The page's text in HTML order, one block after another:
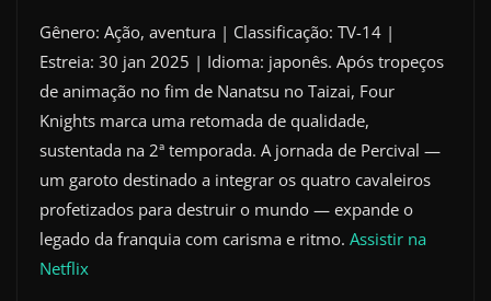
Gênero: Ação, aventura | Classificação: TV-14 |
Estreia: 30 jan 2025 | Idioma: japonês. Após tropeços
de animação no fim de Nanatsu no Taizai, Four
Knights marca uma retomada de qualidade,
sustentada na 2ª temporada. A jornada de Percival —
um garoto destinado a integrar os quatro cavaleiros
profetizados para destruir o mundo — expande o
legado da franquia com carisma e ritmo. Assistir na
Netflix